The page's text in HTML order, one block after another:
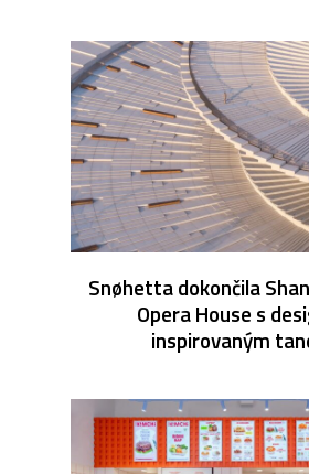
Snøhetta dokončila
Opera House s
inspirovaným